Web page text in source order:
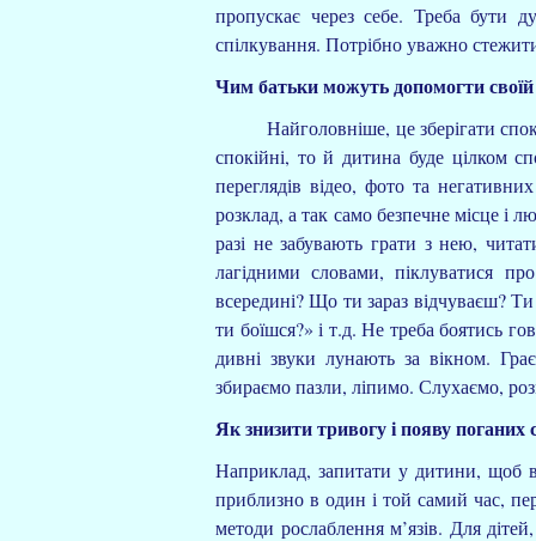
пропускає через себе. Треба
спілкування. Потрібно уважно
Чим батьки можуть допомогти своїй
Найголовніше, це зберігати
спокійні, то й дитина буде цілком
переглядів відео, фото та
розклад, а так само безпечне місце і
разі не забувають грати з нею,
лагідними словами, піклуватися
всередині? Що ти зараз відчуваєш?
ти боїшся?» і т.д. Не треба боятись
дивні звуки лунають за вікном.
збираємо пазли, ліпимо. Слухаємо,
Як знизити тривогу і появу поганих
Наприклад, запитати у дитини, щоб
приблизно в один і той самий час,
методи рослаблення м’язів. Для